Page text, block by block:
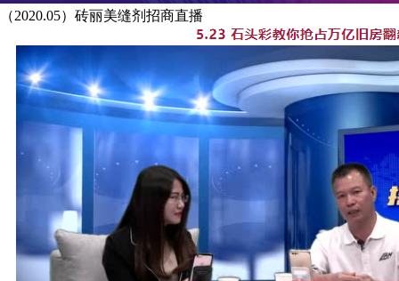
（2020.05）砖丽美缝剂招商直播